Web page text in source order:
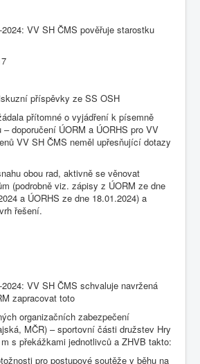
VV SH ČMS pověřuje starostku
příspěvky ze SS OSH
přítomné o vyjádření k písemně
doporučení ÚORM a ÚORHS pro VV
VV SH ČMS neměl upřesňující dotazy
obou rad, aktivně se věnovat
(podrobně viz. zápisy z ÚORM ze dne
a ÚORHS ze dne 18.01.2024) a
řešení.
VV SH ČMS schvaluje navržená
zapracovat toto
organizačních zabezpečení
MČR) – sportovní části družstev Hry
s překážkami jednotlivců a ZHVB takto:
pro postupové soutěže v běhu na